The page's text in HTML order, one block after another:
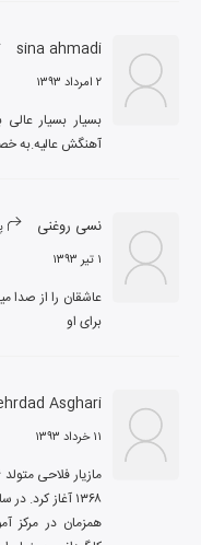
sina ahmadi
۲ امرداد ۱۳۹۳
آهنگش عالیه.به
نسی روغنی
۱ تیر ۱۳۹۳
برای او
Asghari
۱۱ خرداد ۱۳۹۳